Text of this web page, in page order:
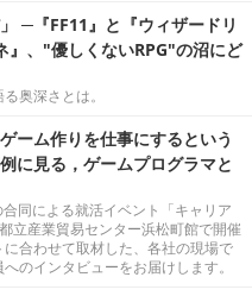
─『FF11』と『ウィザードリ
』、"優しくないRPG"の沼にど
奥深さとは。
ーム作りを仕事にするという
に見る，ゲームプログラマと
同による就活イベント「キャリア
立産業貿易センター浜松町館で開催
合わせて取材した、各社の現場で
のインタビューをお届けします。